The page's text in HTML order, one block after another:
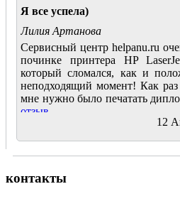
Я все успела)
Лилия Артанова
Сервисный центр helpanu.ru
починке принтера HP
который сломался, как и
неподходящий момент! Как
мне нужно было печатать
отзыв
12
контакты